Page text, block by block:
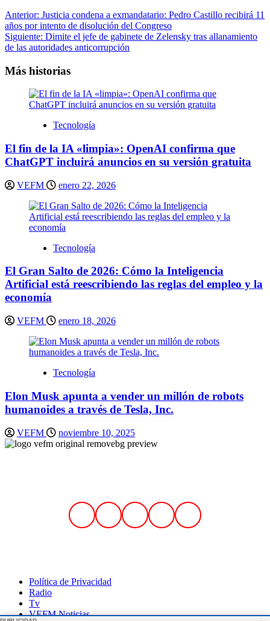
Navegación
de
entradas
Anterior: Justicia condena a exmandatario: Pedro Castillo recibirá 11
años por intento de disolución del Congreso
Siguiente: Dimite el jefe de gabinete de Zelensky tras allanamiento
de las autoridades anticorrupción
Más historias
Tecnología
El fin de la IA «limpia»: OpenAI confirma que
ChatGPT incluirá anuncios en su versión gratuita
VEFM enero 22, 2026
Tecnología
El Gran Salto de 2026: Cómo la Inteligencia
Artificial está reescribiendo las reglas del empleo y la
economía
VEFM enero 18, 2026
Tecnología
Elon Musk apunta a vender un millón de robots
humanoides a través de Tesla, Inc.
VEFM noviembre 10, 2025
Política de Privacidad
Radio
Tv
VEFM Noticias